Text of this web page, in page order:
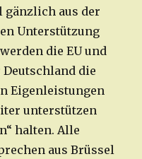
gänzlich aus der
Unterstützung
die EU und
die
Eigenleistungen
unterstützen
halten. Alle
aus Brüssel